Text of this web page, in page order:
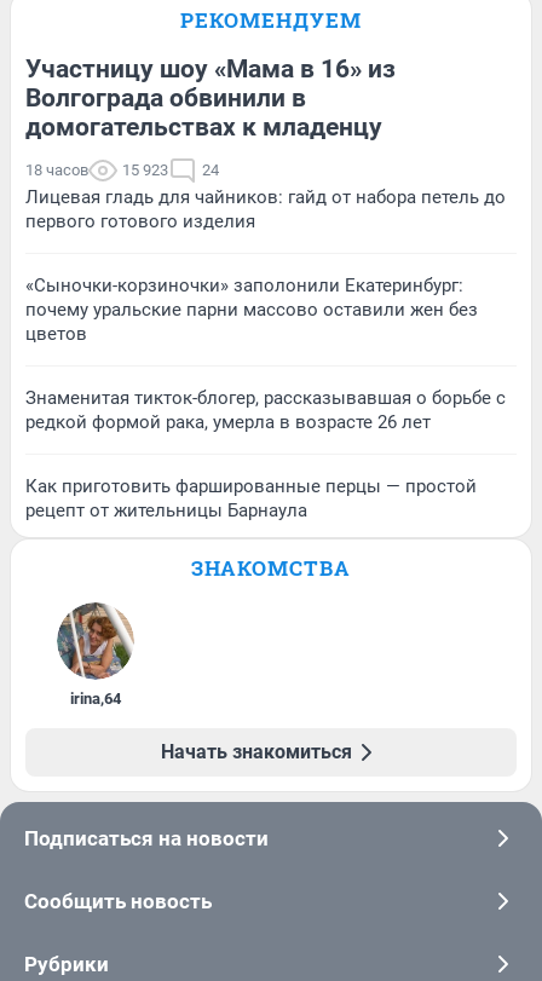
РЕКОМЕНДУЕМ
Участницу шоу «Мама в 16» из
Волгограда обвинили в
домогательствах к младенцу
18 часов 15 923 24
Лицевая гладь для чайников: гайд от набора петель до
первого готового изделия
«Сыночки-корзиночки» заполонили Екатеринбург:
почему уральские парни массово оставили жен без
цветов
Знаменитая тикток-блогер, рассказывавшая о борьбе с
редкой формой рака, умерла в возрасте 26 лет
Как приготовить фаршированные перцы — простой
рецепт от жительницы Барнаула
ЗНАКОМСТВА
irina,64
Начать знакомиться
Подписаться на новости
Сообщить новость
Рубрики